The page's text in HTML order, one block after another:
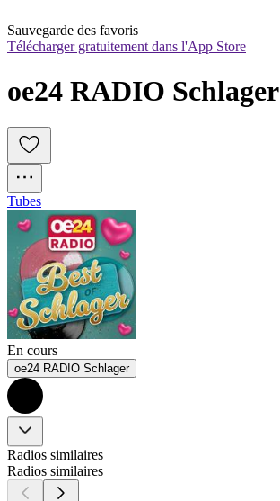
Sauvegarde des favoris
Télécharger gratuitement dans l'App Store
oe24 RADIO Schlager
Tubes
En cours
oe24 RADIO Schlager
Radios similaires
Radios similaires